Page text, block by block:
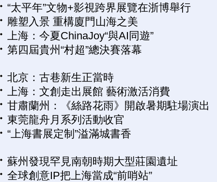
“太平年”文物+影視跨界展覽在浙博舉行
雕塑入景 重構廈門山海之美
上海：今夏ChinaJoy“與AI同遊”
第四屆貴州“村超”總決賽落幕
北京：古巷新生正當時
上海：文創走出展館 藝術激活消費
甘肅蘭州：《絲路花雨》開啟暑期駐場演出
東莞龍舟月系列活動收官
“上海書展定制”溢滿城書香
蘇州發現罕見南朝時期大型莊園遺址
全球創意IP把上海當成“前哨站”